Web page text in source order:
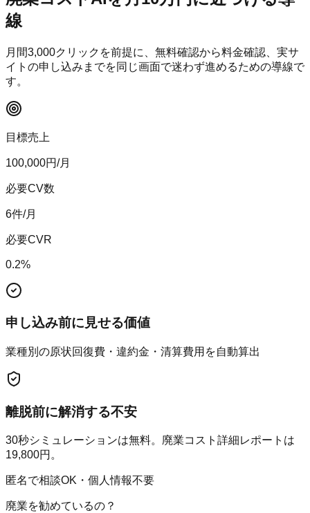
線
月間3,000クリックを前提に、無料確認から料金確認、実サ
イトの申し込みまでを同じ画面で迷わず進めるための導線で
す。
目標売上
100,000円/月
必要CV数
6件/月
必要CVR
0.2%
申し込み前に見せる価値
業種別の原状回復費・違約金・清算費用を自動算出
離脱前に解消する不安
30秒シミュレーションは無料。廃業コスト詳細レポートは
19,800円。
匿名で相談OK・個人情報不要
廃業を勧めているの？